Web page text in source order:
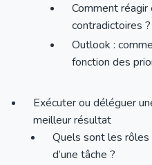
Comment
contradictoires ?
Outlook :
fonction des
Exécuter ou déléguer
meilleur résultat
Quels sont les rôles
d’une tâche ?